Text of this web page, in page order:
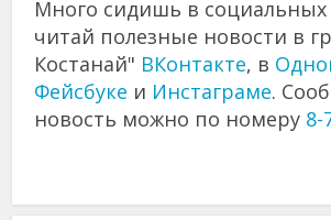
Много сидишь в социальных
читай полезные новости в
Костанай" ВКонтакте, в
Фейсбуке и Инстаграме.
новость можно по номеру 8-